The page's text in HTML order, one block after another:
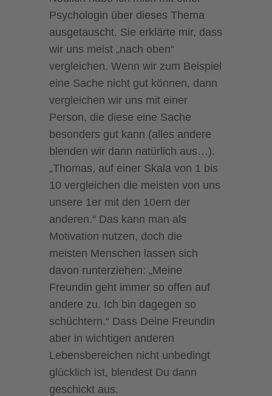
Psychologin über dieses Thema
ausgetauscht. Sie erklärte mir, dass
wir uns meist „nach oben“
vergleichen. Wenn wir zum Beispiel
eine Sache nicht gut können, dann
vergleichen wir uns mit einer
Person, die diese eine Sache
besonders gut kann (alles andere
blenden wir dann natürlich aus…).
„Thomas, auf einer Skala von 1 bis
10 vergleichen die meisten von uns
unsere 1er mit den 10ern der
anderen.“ Das kann man als
Motivation nutzen, doch die
meisten Menschen lassen sich
davon runterziehen: „Meine
Freundin geht immer so offen auf
andere zu. Ich bin dagegen so
schüchtern.“ Dass Deine Freundin
aber in wichtigen anderen
Lebensbereichen nicht unbedingt
glücklich ist, blendest Du dann
geschickt aus.